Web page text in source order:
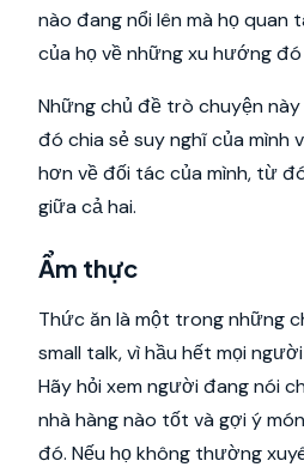
nào đang nổi lên mà họ quan
của họ về những xu hướng đó
Những chủ đề trò chuyện
đó chia sẻ suy nghĩ của mình
hơn về đối tác của mình, từ
giữa cả hai.
Ẩm thực
Thức ăn là một trong những
small talk, vì hầu hết mọi
Hãy hỏi xem người đang nói
nhà hàng nào tốt và gợi ý
đó. Nếu họ không thường